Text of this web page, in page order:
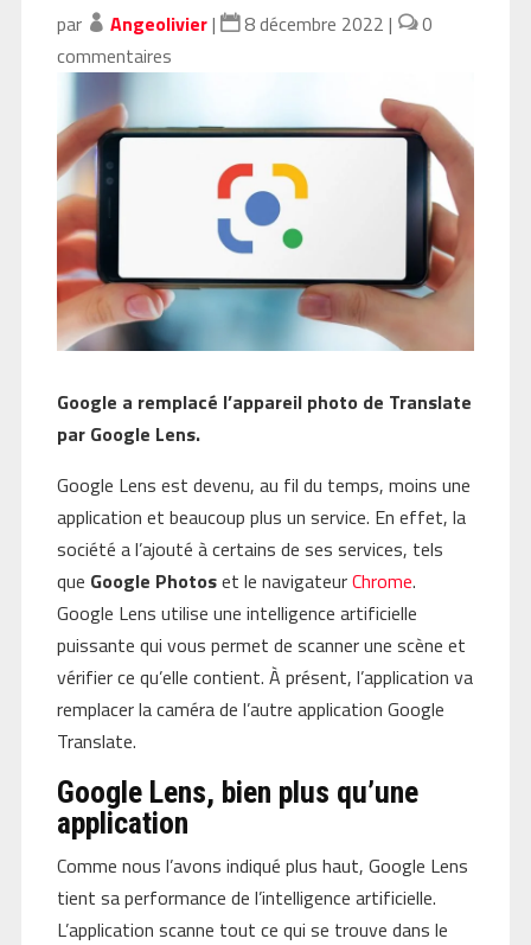
par Angeolivier| 8 décembre 2022 |
0
commentaires
Google a remplacé l’appareil photo de Translate
par Google Lens.
Google Lens est devenu, au fil du temps, moins une
application et beaucoup plus un service. En effet, la
société a l’ajouté à certains de ses services, tels
que Google Photoset le navigateurChrome.
Google Lens utilise une intelligence artificielle
puissante qui vous permet de scanner une scène et
vérifier ce qu’elle contient. À présent, l’application va
remplacer la caméra de l’autre application Google
Translate.
Google Lens, bien plus qu’une
application
Comme nous l’avons indiqué plus haut, Google Lens
tient sa performance de l’intelligence artificielle.
L’application scanne tout ce qui se trouve dans le